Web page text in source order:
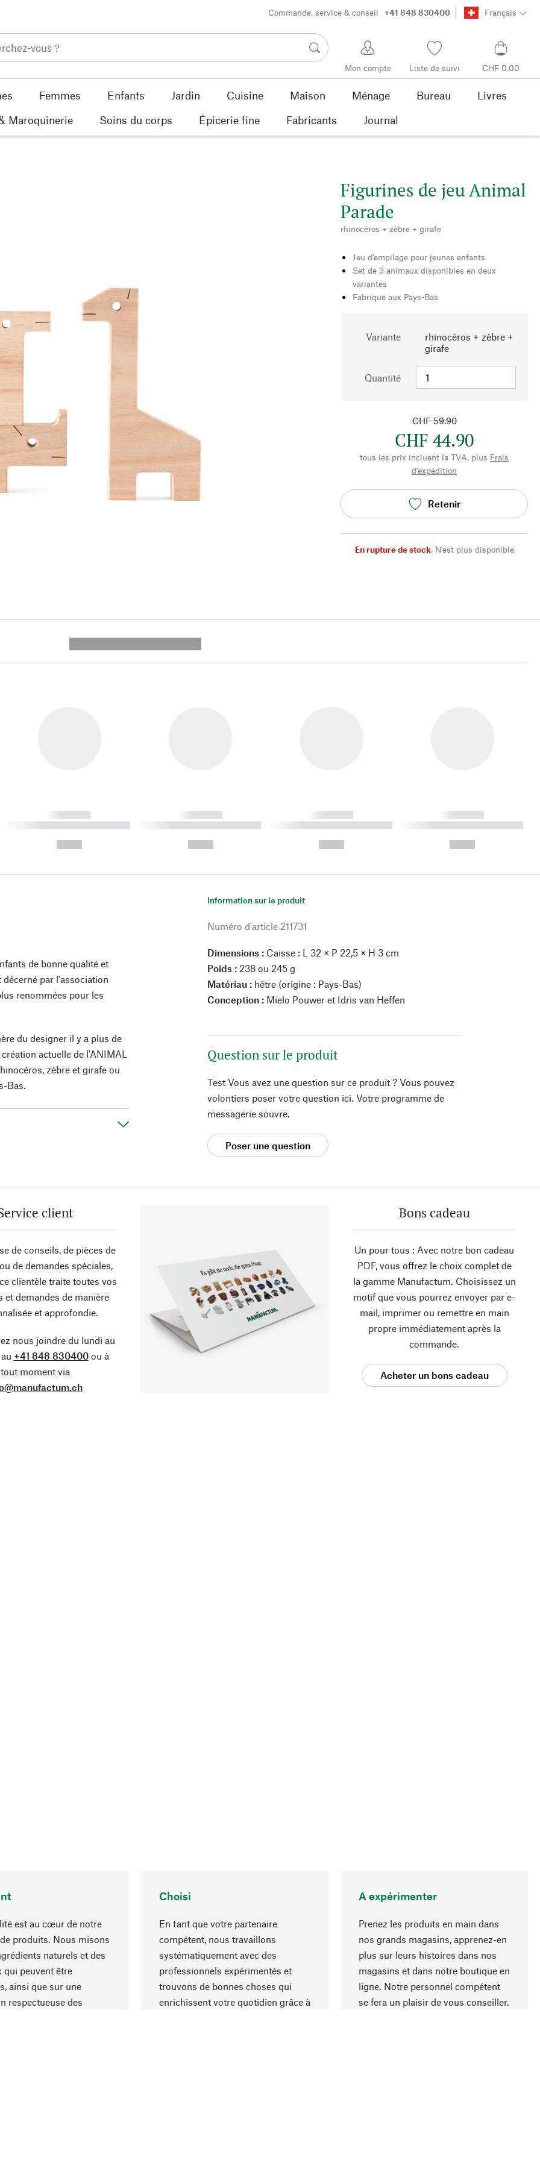
Commande, service & conseil +41 848 830400 Français
Mon compte Liste de suivi CHF 0.00
Femmes Enfants Jardin Cuisine Maison Ménage Bureau
Livres
Maroquinerie Soins du corps Épicerie fine Fabricants Journal
Figurines de jeu Animal
Parade
rhinocéros + zèbre + girafe
Jeu d'empilage pour jeunes enfants
Set de 3 animaux disponibles en deux
variantes
Fabriqué aux Pays-Bas
Variante
rhinocéros + zèbre +
girafe
Quantité
CHF 59.90
CHF 44.90
tous les prix incluent la TVA, plus Frais
d'expédition
Retenir
En rupture de stock, N'est plus disponible
------------
----------- ----------- ----------
------------
----------- ----------- ----------
------------
----------- ----------- ----------
------------
----------- ----------- ----------
de bonne qualité et
par l'association
renommées pour les
du designer il y a plus de
actuelle de l'ANIMAL
zèbre et girafe ou
Bas.
Information sur le produit
Numéro d'article 211731
Dimensions : Caisse : L 32 × P 22,5 × H 3 cm
Poids : 238 ou 245 g
Matériau : hêtre (origine : Pays-Bas)
Conception : Mielo Pouwer et Idris van Heffen
Question sur le produit
Test Vous avez une question sur ce produit ? Vous pouvez
volontiers poser votre question ici. Votre programme de
messagerie souvre.
Poser une question
client
de conseils, de pièces de
de demandes spéciales,
clientèle traite toutes vos
et demandes de manière
et approfondie.
nous joindre du lundi au
+41 848 830400ou à
tout moment via
Bons cadeau
Un pour tous : Avec notre bon cadeau
PDF, vous offrez le choix complet de
la gamme Manufactum. Choisissez un
motif que vous pourrez envoyer par e-
mail, imprimer ou remettre en main
propre immédiatement après la
commande.
Acheter un bons cadeau
est au cœur de notre
produits. Nous misons
naturels et des
qui peuvent être
ainsi que sur une
respectueuse des
Choisi
En tant que votre partenaire
compétent, nous travaillons
systématiquement avec des
professionnels expérimentés et
trouvons de bonnes choses qui
enrichissent votre quotidien grâce à
A expérimenter
Prenez les produits en main dans
nos grands magasins, apprenez-en
plus sur leurs histoires dans nos
magasins et dans notre boutique en
ligne. Notre personnel compétent
se fera un plaisir de vous conseiller.